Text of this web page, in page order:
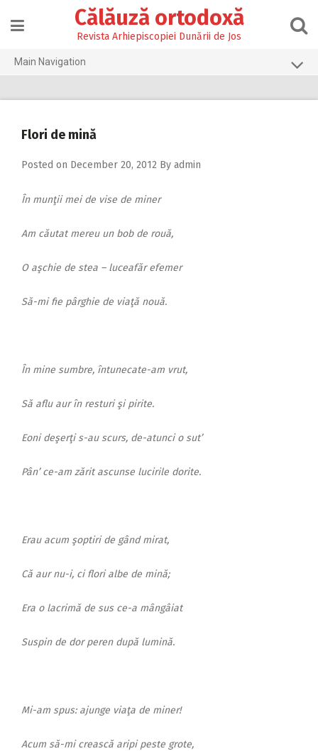
content
Călăuză ortodoxă
Revista Arhiepiscopiei Dunării de Jos
Main Navigation
2025
2024
2023
2020
2019
2016
2015
2010
Flori de mină
Posted on December 20, 2012 By admin
În munţii mei de vise de miner
Am căutat mereu un bob de rouă,
O aşchie de stea – luceafăr efemer
Să-mi fie pârghie de viaţă nouă.
În mine sumbre, întunecate-am vrut,
Să aflu aur în resturi şi pirite.
Eoni deşerţi s-au scurs, de-atunci o sut’
Pân’ ce-am zărit ascunse lucirile dorite.
Erau acum şoptiri de gând mirat,
Că aur nu-i, ci flori albe de mină;
Era o lacrimă de sus ce-a mângâiat
Suspin de dor peren după lumină.
Mi-am spus: ajunge viaţa de miner!
Acum să-mi crească aripi peste grote,